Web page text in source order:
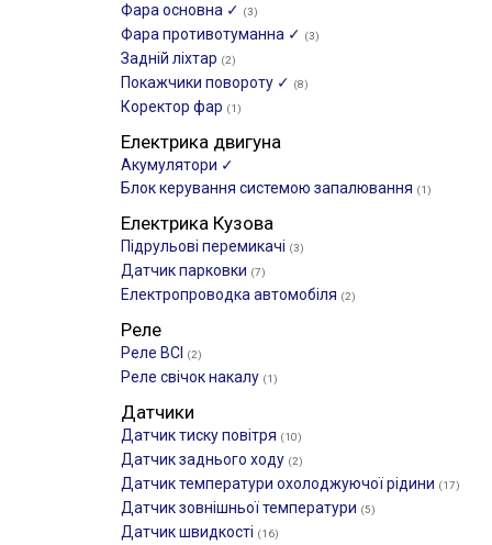
Фара основна ✓ (3)
Фара противотуманна ✓ (3)
Задній ліхтар (2)
Покажчики повороту ✓ (8)
Коректор фар (1)
Електрика двигуна
Акумулятори ✓
Блок керування системою запалювання (1)
Електрика Кузова
Підрульові перемикачі (3)
Датчик парковки (7)
Електропроводка автомобіля (2)
Реле
Реле ВСІ (2)
Реле свічок накалу (1)
Датчики
Датчик тиску повітря (10)
Датчик заднього ходу (2)
Датчик температури охолоджуючої рідини (17)
Датчик зовнішньої температури (5)
Датчик швидкості (16)